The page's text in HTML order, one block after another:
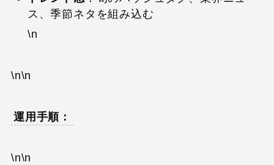
ス、季節ネタを組み込む
\n
\n\n
運用手順：
\n\n